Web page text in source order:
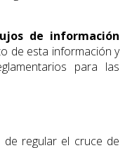
de información
de esta información y
para las
regular el cruce de